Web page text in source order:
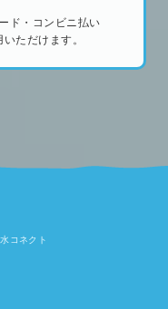
ド・コンビニ払い
ただけます。
コネクト